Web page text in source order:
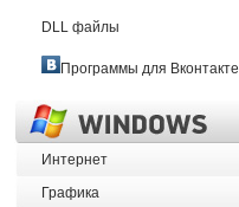
DLL файлы
Программы для Вконтакте
Интернет
Графика